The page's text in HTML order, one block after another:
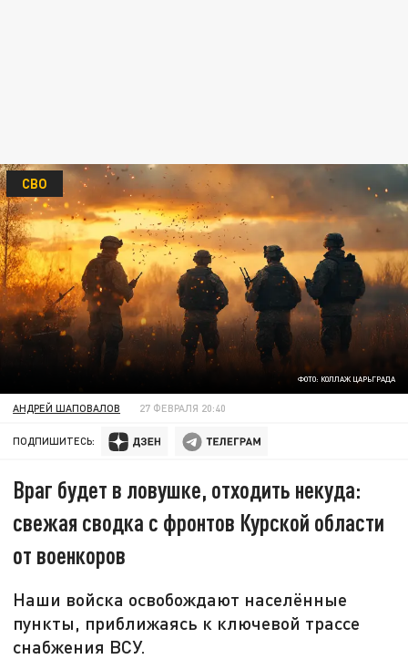
ФОТО: КОЛЛАЖ ЦАРЬГРАДА
СВО
АНДРЕЙ ШАПОВАЛОВ 27 ФЕВРАЛЯ 20:40
ПОДПИШИТЕСЬ:
Враг будет в ловушке, отходить некуда:
свежая сводка с фронтов Курской области
от военкоров
Наши войска освобождают населённые
пункты, приближаясь к ключевой трассе
снабжения ВСУ.